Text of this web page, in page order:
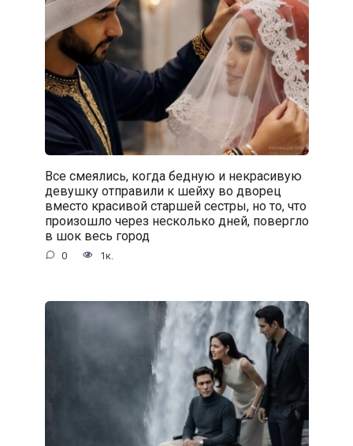
Все смеялись, когда бедную и некрасивую
девушку отправили к шейху во дворец
вместо красивой старшей сестры, но то, что
произошло через несколько дней, повергло
в шок весь город
0 1к.